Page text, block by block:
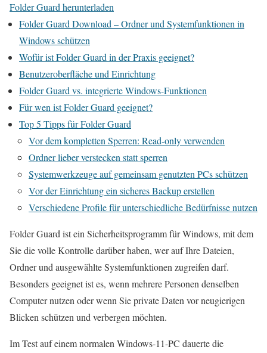
Folder Guard herunterladen
Folder Guard Download – Ordner und Systemfunktionen in
Windows schützen
Wofür ist Folder Guard in der Praxis geeignet?
Benutzeroberfläche und Einrichtung
Folder Guard vs. integrierte Windows-Funktionen
Für wen ist Folder Guard geeignet?
Top 5 Tipps für Folder Guard
Vor dem kompletten Sperren: Read-only verwenden
Ordner lieber verstecken statt sperren
Systemwerkzeuge auf gemeinsam genutzten PCs schützen
Vor der Einrichtung ein sicheres Backup erstellen
Verschiedene Profile für unterschiedliche Bedürfnisse nutzen
Folder Guard ist ein Sicherheitsprogramm für Windows, mit dem
Sie die volle Kontrolle darüber haben, wer auf Ihre Dateien,
Ordner und ausgewählte Systemfunktionen zugreifen darf.
Besonders geeignet ist es, wenn mehrere Personen denselben
Computer nutzen oder wenn Sie private Daten vor neugierigen
Blicken schützen und verbergen möchten.
Im Test auf einem normalen Windows-11-PC dauerte die